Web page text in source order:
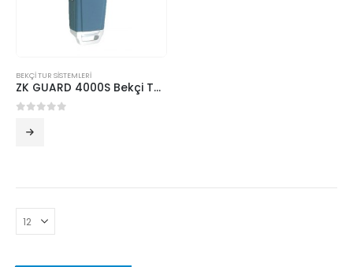
BEKÇİ TUR SİSTEMLERİ
ZK GUARD 4000S Bekçi Tur Kontrol Sistemi